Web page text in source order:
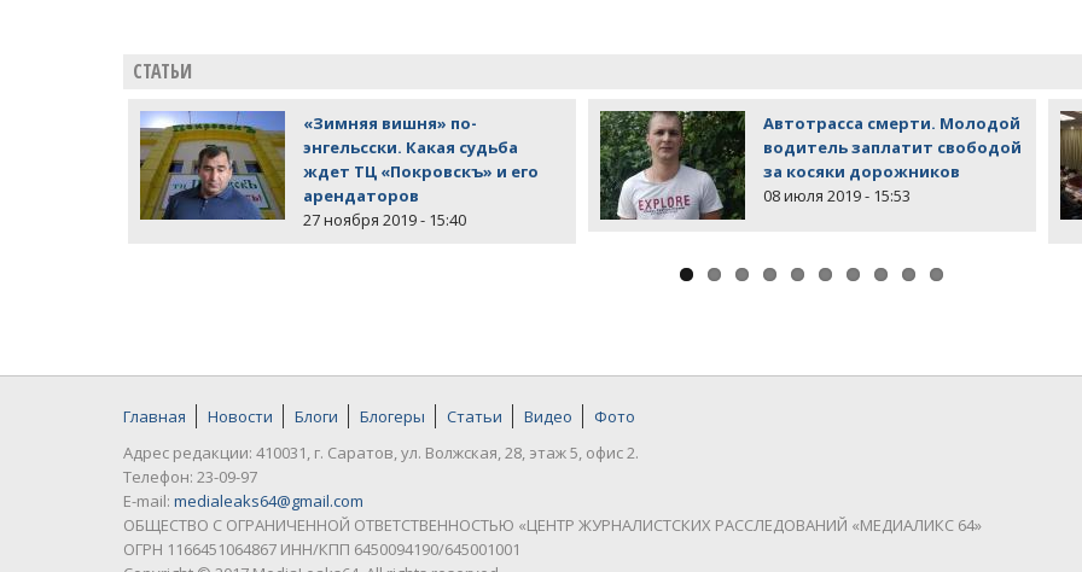
СТАТЬИ
«Зимняя вишня» по-
энгельсски. Какая судьба
ждет ТЦ «Покровскъ» и его
арендаторов
27 ноября 2019 - 15:40
Автотрасса смерти. Молодой
водитель заплатит свободой
за косяки дорожников
08 июля 2019 - 15:53
Главная Новости Блоги Блогеры Статьи Видео
Фото
Адрес редакции: 410031, г. Саратов, ул. Волжская, 28, этаж 5, офис 2.
Телефон: 23-09-97
E-mail: medialeaks64@gmail.com
ОБЩЕСТВО С ОГРАНИЧЕННОЙ ОТВЕТСТВЕННОСТЬЮ «ЦЕНТР ЖУРНАЛИСТСКИХ РАССЛЕДОВАНИЙ «МЕДИАЛИКС 64»
ОГРН 1166451064867 ИНН/КПП 6450094190/645001001